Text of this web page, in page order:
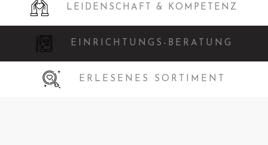
LEIDENSCHAFT & KOMPETENZ
EINRICHTUNGS-BERATUNG
ERLESENES SORTIMENT